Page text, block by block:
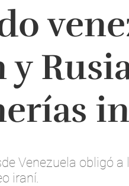
Venezuela obligó
iraní.